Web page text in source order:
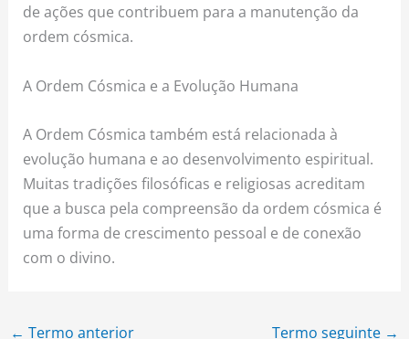
de ações que contribuem para a manutenção da
ordem cósmica.
A Ordem Cósmica e a Evolução Humana
A Ordem Cósmica também está relacionada à
evolução humana e ao desenvolvimento espiritual.
Muitas tradições filosóficas e religiosas acreditam
que a busca pela compreensão da ordem cósmica é
uma forma de crescimento pessoal e de conexão
com o divino.
← Termo anterior Termo seguinte →